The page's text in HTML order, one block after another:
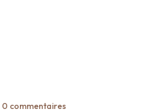
0 commentaires